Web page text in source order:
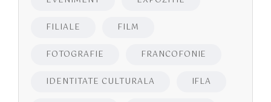
FILIALE FILM
FOTOGRAFIE FRANCOFONIE
IDENTITATE CULTURALA IFLA